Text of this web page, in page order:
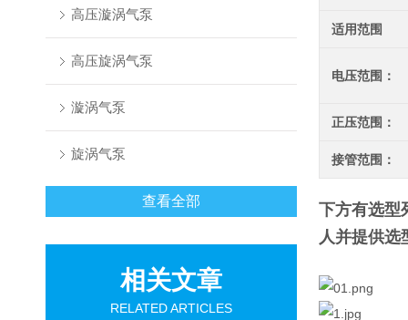
高压漩涡气泵
高压旋涡气泵
漩涡气泵
旋涡气泵
查看全部
相关文章
RELATED ARTICLES
适用范围
电压范围：
正压范围：
接管范围：
下方有选型
人并提供选